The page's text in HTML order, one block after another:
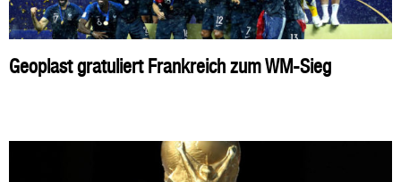
Geoplast gratuliert Frankreich zum WM-Sieg